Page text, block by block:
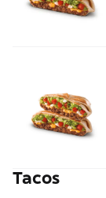
Tacos